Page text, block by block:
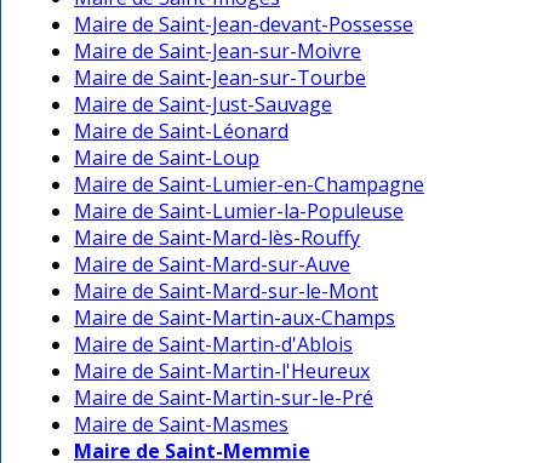
Maire de Saint-Jean-devant-Possesse
Maire de Saint-Jean-sur-Moivre
Maire de Saint-Jean-sur-Tourbe
Maire de Saint-Just-Sauvage
Maire de Saint-Léonard
Maire de Saint-Loup
Maire de Saint-Lumier-en-Champagne
Maire de Saint-Lumier-la-Populeuse
Maire de Saint-Mard-lès-Rouffy
Maire de Saint-Mard-sur-Auve
Maire de Saint-Mard-sur-le-Mont
Maire de Saint-Martin-aux-Champs
Maire de Saint-Martin-d'Ablois
Maire de Saint-Martin-l'Heureux
Maire de Saint-Martin-sur-le-Pré
Maire de Saint-Masmes
Maire de Saint-Memmie